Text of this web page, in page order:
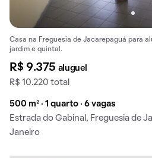
Casa na Freguesia de Jacarepaguá para
jardim e quintal.
R$ 9.375 aluguel
R$ 10.220 total
500 m² · 1 quarto · 6 vagas
Estrada do Gabinal, Freguesia de
Janeiro